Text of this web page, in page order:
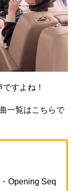
すよね！
一覧はこちらで
Opening Seq